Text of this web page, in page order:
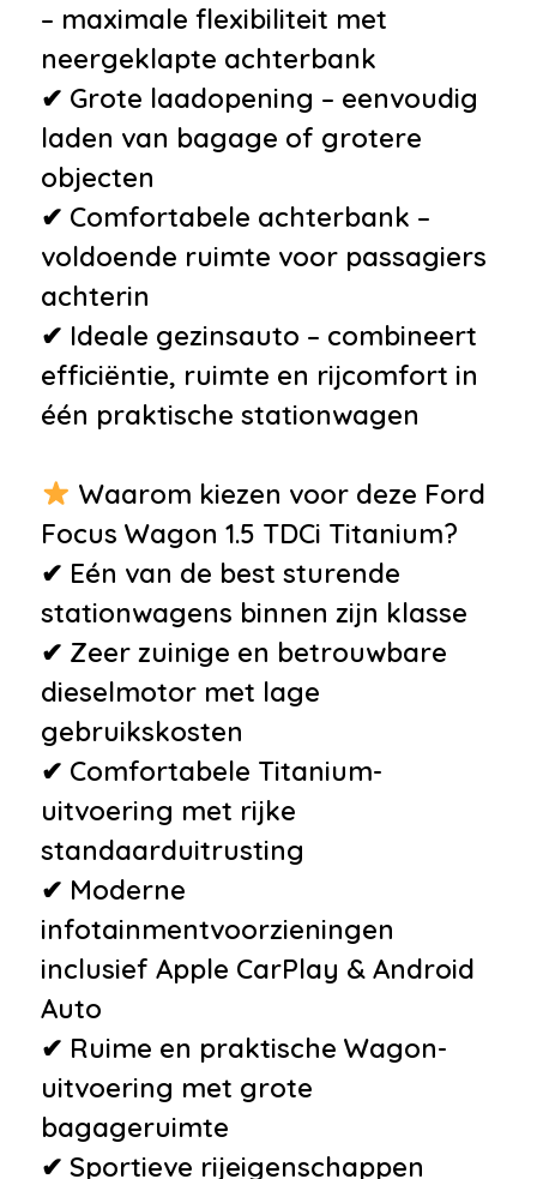
– maximale flexibiliteit met
neergeklapte achterbank
✔ Grote laadopening – eenvoudig
laden van bagage of grotere
objecten
✔ Comfortabele achterbank –
voldoende ruimte voor passagiers
achterin
✔ Ideale gezinsauto – combineert
efficiëntie, ruimte en rijcomfort in
één praktische stationwagen
Waarom kiezen voor deze Ford
Focus Wagon 1.5 TDCi Titanium?
✔ Eén van de best sturende
stationwagens binnen zijn klasse
✔ Zeer zuinige en betrouwbare
dieselmotor met lage
gebruikskosten
✔ Comfortabele Titanium-
uitvoering met rijke
standaarduitrusting
✔ Moderne
infotainmentvoorzieningen
inclusief Apple CarPlay & Android
Auto
✔ Ruime en praktische Wagon-
uitvoering met grote
bagageruimte
✔ Sportieve rijeigenschappen